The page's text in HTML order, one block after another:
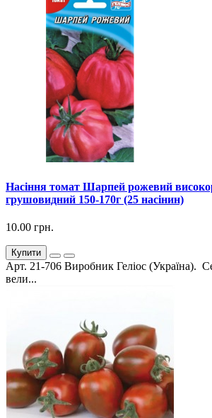
Насіння томат Шарпей рожевий
грушовидний 150-170г (25 насінин)
10.00 грн.
Купити
Арт. 21-706 Виробник Геліос (Україна).
вели...